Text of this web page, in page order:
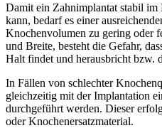
Damit ein Zahnimplantat stabil
kann, bedarf es einer
Knochenvolumen zu gering oder
und Breite, besteht die Gefahr,
Halt findet und herausbricht bzw.
In Fällen von schlechter
gleichzeitig mit der Implantation
durchgeführt werden. Dieser
oder Knochenersatzmaterial.